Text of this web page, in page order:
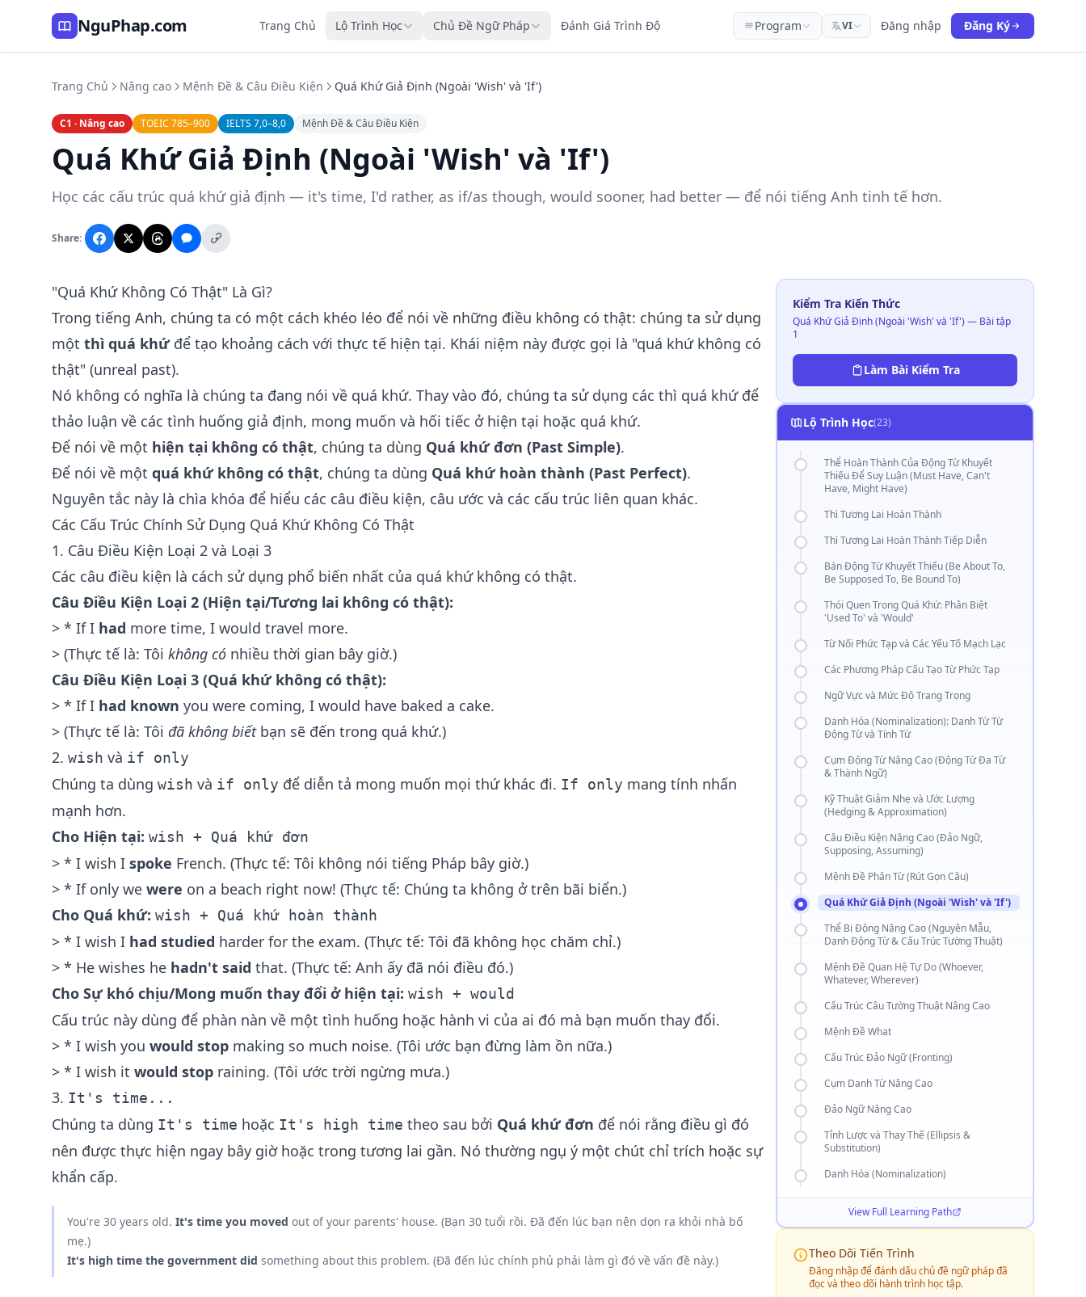
NguPhap.com Trang Chủ Lộ Trình Học Chủ Đề Ngữ Pháp Đánh Giá Trình Độ Program VI Đăng nhập Đăng Ký
Trang Chủ Nâng cao Mệnh Đề & Câu Điều Kiện Quá Khứ Giả Định (Ngoài 'Wish' và 'If')
C1 · Nâng cao TOEIC 785–900 IELTS 7,0–8,0 Mệnh Đề & Câu Điều Kiện
Quá Khứ Giả Định (Ngoài 'Wish' và 'If')
Học các cấu trúc quá khứ giả định — it's time, I'd rather, as if/as though, would sooner, had better — để nói tiếng Anh tinh tế hơn.
Share:
"Quá Khứ Không Có Thật" Là Gì?
Trong tiếng Anh, chúng ta có một cách khéo léo để nói về những điều không có thật: chúng ta sử dụng
một thì quá khứđể tạo khoảng cách với thực tế hiện tại. Khái niệm này được gọi là "quá khứ không có
thật" (unreal past).
Nó không có nghĩa là chúng ta đang nói về quá khứ. Thay vào đó, chúng ta sử dụng các thì quá khứ để
thảo luận về các tình huống giả định, mong muốn và hối tiếc ở hiện tại hoặc quá khứ.
Để nói về một hiện tại không có thật, chúng ta dùng Quá khứ đơn (Past Simple).
Để nói về một quá khứ không có thật, chúng ta dùng Quá khứ hoàn thành (Past Perfect).
Nguyên tắc này là chìa khóa để hiểu các câu điều kiện, câu ước và các cấu trúc liên quan khác.
Các Cấu Trúc Chính Sử Dụng Quá Khứ Không Có Thật
1. Câu Điều Kiện Loại 2 và Loại 3
Các câu điều kiện là cách sử dụng phổ biến nhất của quá khứ không có thật.
Câu Điều Kiện Loại 2 (Hiện tại/Tương lai không có thật):
> * If I had more time, I would travel more.
> (Thực tế là: Tôi không có nhiều thời gian bây giờ.)
Câu Điều Kiện Loại 3 (Quá khứ không có thật):
> * If I had known you were coming, I would have baked a cake.
> (Thực tế là: Tôi đã không biếtbạn sẽ đến trong quá khứ.)
2. wish và if only
Chúng ta dùng wish và if only để diễn tả mong muốn mọi thứ khác đi. If only mang tính nhấn
mạnh hơn.
Cho Hiện tại: wish + Quá khứ đơn
> * I wish I spoke French. (Thực tế: Tôi không nói tiếng Pháp bây giờ.)
> * If only we were on a beach right now! (Thực tế: Chúng ta không ở trên bãi biển.)
Cho Quá khứ: wish + Quá khứ hoàn thành
> * I wish I had studied harder for the exam. (Thực tế: Tôi đã không học chăm chỉ.)
> * He wishes he hadn't said that. (Thực tế: Anh ấy đã nói điều đó.)
Cho Sự khó chịu/Mong muốn thay đổi ở hiện tại: wish + would
Cấu trúc này dùng để phàn nàn về một tình huống hoặc hành vi của ai đó mà bạn muốn thay đổi.
> * I wish you would stop making so much noise. (Tôi ước bạn đừng làm ồn nữa.)
> * I wish it would stop raining. (Tôi ước trời ngừng mưa.)
3. It's time...
Chúng ta dùng It's time hoặc It's high time theo sau bởi Quá khứ đơn để nói rằng điều gì đó
nên được thực hiện ngay bây giờ hoặc trong tương lai gần. Nó thường ngụ ý một chút chỉ trích hoặc sự
khẩn cấp.
You're 30 years old. It's time you moved out of your parents' house. (Bạn 30 tuổi rồi. Đã đến lúc bạn nên dọn ra khỏi nhà bố
mẹ.)
It's high time the government did something about this problem. (Đã đến lúc chính phủ phải làm gì đó về vấn đề này.)
Kiểm Tra Kiến Thức
Quá Khứ Giả Định (Ngoài 'Wish' và 'If') — Bài tập
1
Làm Bài Kiểm Tra
Lộ Trình Học(23)
Thể Hoàn Thành Của Động Từ Khuyết
Thiếu Để Suy Luận (Must Have, Can't
Have, Might Have)
Thì Tương Lai Hoàn Thành
Thì Tương Lai Hoàn Thành Tiếp Diễn
Bán Động Từ Khuyết Thiếu (Be About To,
Be Supposed To, Be Bound To)
Thói Quen Trong Quá Khứ: Phân Biệt
'Used To' và 'Would'
Từ Nối Phức Tạp và Các Yếu Tố Mạch Lạc
Các Phương Pháp Cấu Tạo Từ Phức Tạp
Ngữ Vực và Mức Độ Trang Trọng
Danh Hóa (Nominalization): Danh Từ Từ
Động Từ và Tính Từ
Cụm Động Từ Nâng Cao (Động Từ Đa Từ
& Thành Ngữ)
Kỹ Thuật Giảm Nhẹ và Ước Lượng
(Hedging & Approximation)
Câu Điều Kiện Nâng Cao (Đảo Ngữ,
Supposing, Assuming)
Mệnh Đề Phân Từ (Rút Gọn Câu)
Quá Khứ Giả Định (Ngoài 'Wish' và 'If')
Thể Bị Động Nâng Cao (Nguyên Mẫu,
Danh Động Từ & Cấu Trúc Tường Thuật)
Mệnh Đề Quan Hệ Tự Do (Whoever,
Whatever, Wherever)
Cấu Trúc Câu Tường Thuật Nâng Cao
Mệnh Đề What
Cấu Trúc Đảo Ngữ (Fronting)
Cụm Danh Từ Nâng Cao
Đảo Ngữ Nâng Cao
Tỉnh Lược và Thay Thế (Ellipsis &
Substitution)
Danh Hóa (Nominalization)
View Full Learning Path
Theo Dõi Tiến Trình
Đăng nhập để đánh dấu chủ đề ngữ pháp đã
đọc và theo dõi hành trình học tập.